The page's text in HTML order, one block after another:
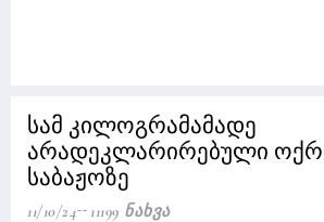
სამ კილოგრამამადე
არადეკლარირებული
საბაჟოზე
11/10/24 11199 Ნახვა